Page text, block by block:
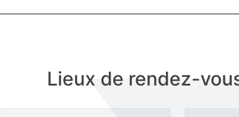
Lieux de rendez-